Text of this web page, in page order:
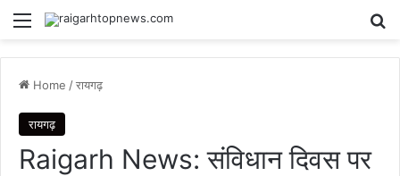
Menu
Home /रायगढ़
रायगढ़
Raigarh News: संविधान दिवस पर